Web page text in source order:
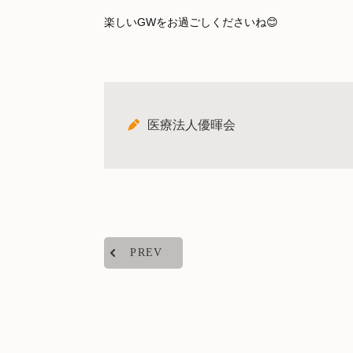
楽しいGWをお過ごしくださいね😊
医療法人優暉会
PREV